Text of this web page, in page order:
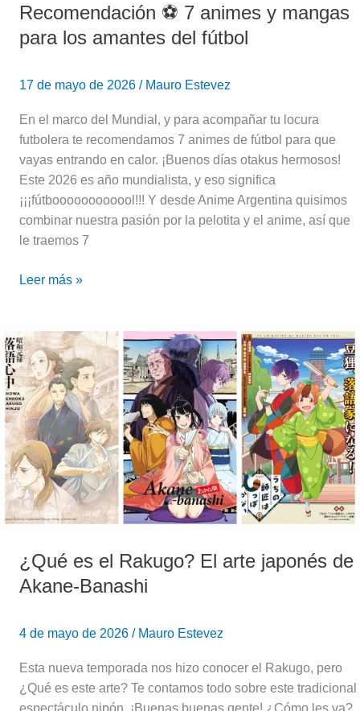
Recomendación ⚽️ 7 animes y mangas
para los amantes del fútbol
17 de mayo de 2026 / Mauro Estevez
En el marco del Mundial, y para acompañar tu locura
futbolera te recomendamos 7 animes de fútbol para que
vayas entrando en calor. ¡Buenos días otakus hermosos!
Este 2026 es año mundialista, y eso significa
¡¡¡fútboooooooooool!!! Y desde Anime Argentina quisimos
combinar nuestra pasión por la pelotita y el anime, así que
le traemos 7
Leer más »
¿Qué es el Rakugo? El arte japonés de
Akane-Banashi
4 de mayo de 2026 / Mauro Estevez
Esta nueva temporada nos hizo conocer el Rakugo, pero
¿Qué es este arte? Te contamos todo sobre este tradicional
espectáculo nipón. ¡Buenas buenas gente! ¿Cómo les va?
¿Qué
es
el
Rakugo?
El
arte
japonés
de
Akane-
Banashi